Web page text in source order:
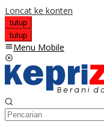
Loncat ke konten
tutup
tutup
Menu Mobile